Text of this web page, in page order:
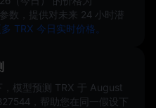
数，提供对未来 24 小时潜
TRX 今日实时价格。
，模型预测 TRX 于 August
，帮助您在同一假设下